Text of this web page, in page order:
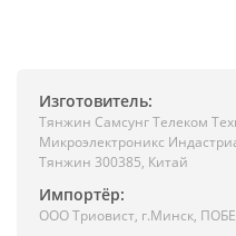
Изготовитель:
Тянжин Самсунг Телеком
Микроэлектроникс
Тянжин 300385, Китай
Импортёр:
ООО Триовист, г.Минск,